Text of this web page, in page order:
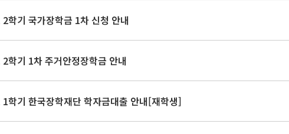
학기 국가장학금 1차 신청 안내
학기 1차 주거안정장학금 안내
학기 한국장학재단 학자금대출 안내[재학생]